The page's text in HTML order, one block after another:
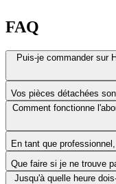
FAQ
Puis-je commander sur
Vos pièces détachées
Comment fonctionne
En tant que
Que faire si je ne trouve
Jusqu'à quelle heure